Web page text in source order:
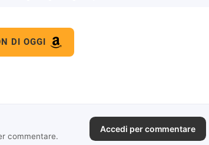
DI OGGI
commentare.
Accedi per commentare